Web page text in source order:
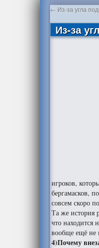
← Из-за угла
Из-за
игроков,
бергамасков,
совсем скоро
Та же история
что
вообще ещё не
4)Почему